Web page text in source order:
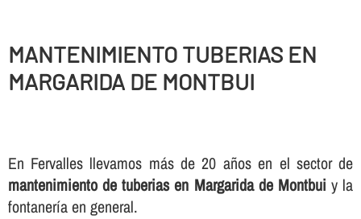
MANTENIMIENTO TUBERIAS EN
MARGARIDA DE MONTBUI
En Fervalles llevamos más de 20 años en el sector de
mantenimiento de tuberias en Margarida de Montbui y la
fontanerí­a en general.